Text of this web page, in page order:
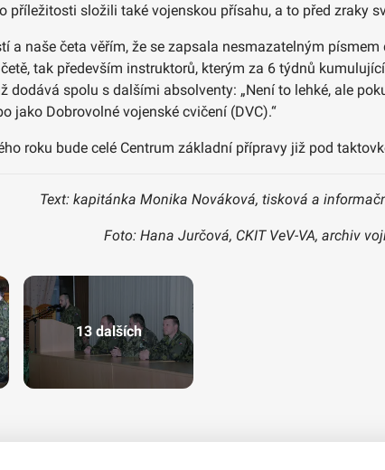
složili také vojenskou přísahu, a to před zraky
naše četa věřím, že se zapsala nesmazatelným písmem
tak především instruktorů, kterým za 6 týdnů
spolu s dalšími absolventy: „Není to lehké, ale
jako Dobrovolné vojenské cvičení (DVC).“
roku bude celé Centrum základní přípravy již pod
Text: kapitánka Monika Nováková, tisková a
Foto: Hana Jurčová, CKIT VeV-VA, archiv
13 dalších